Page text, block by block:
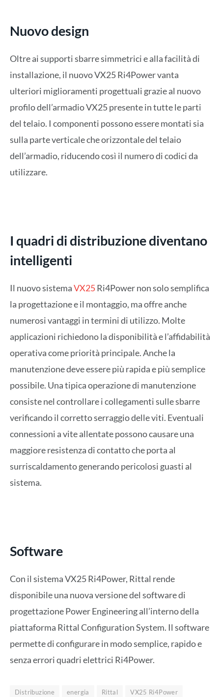
Nuovo design
Oltre ai supporti sbarre simmetrici e alla facilità di
installazione, il nuovo VX25 Ri4Power vanta
ulteriori miglioramenti progettuali grazie al nuovo
profilo dell’armadio VX25 presente in tutte le parti
del telaio. I componenti possono essere montati sia
sulla parte verticale che orizzontale del telaio
dell’armadio, riducendo così il numero di codici da
utilizzare.
I quadri di distribuzione diventano
intelligenti
Il nuovo sistemaVX25Ri4Power non solo semplifica
la progettazione e il montaggio, ma offre anche
numerosi vantaggi in termini di utilizzo. Molte
applicazioni richiedono la disponibilità e l’affidabilità
operativa come priorità principale. Anche la
manutenzione deve essere più rapida e più semplice
possibile. Una tipica operazione di manutenzione
consiste nel controllare i collegamenti sulle sbarre
verificando il corretto serraggio delle viti. Eventuali
connessioni a vite allentate possono causare una
maggiore resistenza di contatto che porta al
surriscaldamento generando pericolosi guasti al
sistema.
Software
Con il sistema VX25 Ri4Power, Rittal rende
disponibile una nuova versione del software di
progettazione Power Engineering all’interno della
piattaforma Rittal Configuration System. Il software
permette di configurare in modo semplice, rapido e
senza errori quadri elettrici Ri4Power.
Distribuzione energia Rittal VX25 Ri4Power